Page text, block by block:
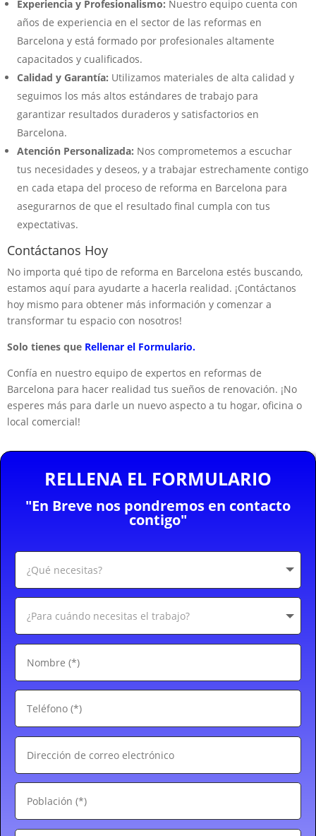
Experiencia y Profesionalismo: Nuestro equipo cuenta con
años de experiencia en el sector de las reformas en
Barcelona y está formado por profesionales altamente
capacitados y cualificados.
Calidad y Garantía: Utilizamos materiales de alta calidad y
seguimos los más altos estándares de trabajo para
garantizar resultados duraderos y satisfactorios en
Barcelona.
Atención Personalizada: Nos comprometemos a escuchar
tus necesidades y deseos, y a trabajar estrechamente contigo
en cada etapa del proceso de reforma en Barcelona para
asegurarnos de que el resultado final cumpla con tus
expectativas.
Contáctanos Hoy
No importa qué tipo de reforma en Barcelona estés buscando,
estamos aquí para ayudarte a hacerla realidad. ¡Contáctanos
hoy mismo para obtener más información y comenzar a
transformar tu espacio con nosotros!
Solo tienes que Rellenar el Formulario.
Confía en nuestro equipo de expertos en reformas de
Barcelona para hacer realidad tus sueños de renovación. ¡No
esperes más para darle un nuevo aspecto a tu hogar, oficina o
local comercial!
RELLENA EL FORMULARIO
"En Breve nos pondremos en contacto
contigo"